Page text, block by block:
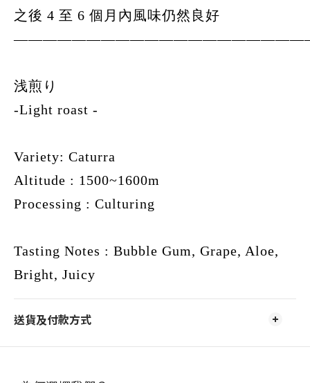
之後 4 至 6 個月內風味仍然良好
浅煎り
-Light roast -
Variety: Caturra
Altitude : 1500~1600m
Processing : Culturing
Tasting Notes : Bubble Gum, Grape, Aloe,
Bright, Juicy
送貨及付款方式